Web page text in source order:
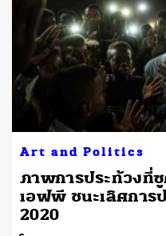
Art and Politics
ภาพการประท้วงที่
เอฟพี ชนะเลิศการ
2020